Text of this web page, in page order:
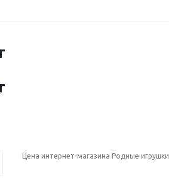
Цена интернет-магазина Родные игрушки